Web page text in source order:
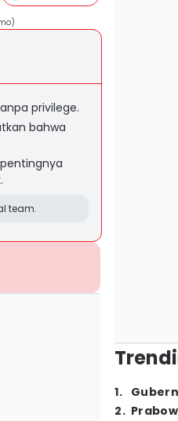
privilege.
bahwa
team.
1.
2.